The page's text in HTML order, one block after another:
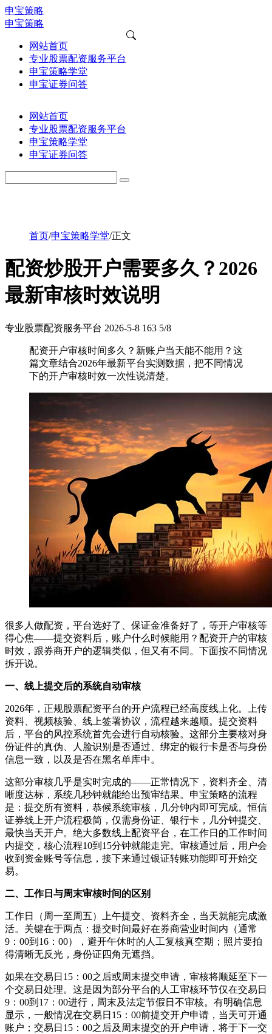
申宝策略
申宝策略
网站首页
专业股票配资服务平台
申宝策略学堂
申宝证券问答
网站首页
专业股票配资服务平台
申宝策略学堂
申宝证券问答
首页/申宝策略学堂/正文
配资炒股开户需要多久？2026
最新审核时效说明
专业股票配资服务平台 2026-5-8 163 5/8
配资开户审核时间多久？新账户当天能不能用？这
篇文章结合2026年最新平台实测数据，把不同情况
下的开户审核时效一次性说清楚。
很多人做配资，平台选好了、保证金准备好了，等开户审核等
得心焦——提交资料后，账户什么时候能用？配资开户的审核
时效，跟券商开户的逻辑类似，但又有不同。下面按不同情况
拆开说。
一、线上提交后的系统自动审核
2026年，正规股票配资平台的开户流程已经高度线上化。上传
资料、视频核验、线上签署协议，流程越来越顺。提交资料
后，平台的风控系统首先会进行自动核验。这部分主要核对身
份证件的真伪、人脸识别是否通过、绑定的银行卡是否与身份
信息一致，以及是否在黑名单库中。
这部分审核几乎是实时完成的——正常情况下，资料齐全、清
晰度达标，系统几秒钟就能给出预审结果。申宝策略的流程
是：提交所有资料，恭候系统审核，几分钟内即可完成。恒信
证券线上开户流程极简，仅需身份证、银行卡，几分钟提交、
最快当天开户。绝大多数线上配资平台，在工作日的工作时间
内提交，核心流程10到15分钟就能走完。审核通过后，用户会
收到资金账号等信息，接下来通过银证转账功能即可开始交
易。
二、工作日与周末审核时间的区别
工作日（周一至周五）上午提交、资料齐全，当天就能完成激
活。关键在于两点：提交时间最好在券商营业时间内（通常
9：00到16：00），避开午休时的人工复核真空期；照片要拍
得清晰无反光，身份证四角无遮挡。
如果在交易日15：00之后或周末提交申请，审核将顺延至下一
个交易日处理。这是因为部分平台的人工审核环节仅在交易日
9：00到17：00进行，周末及法定节假日不审核。有明确信息
显示，一般情况在交易日15：00前提交开户申请，当天可开通
账户；交易日15：00之后及周末提交的开户申请，将于下一交